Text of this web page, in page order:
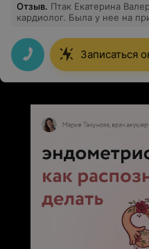
Отзыв. Птак Екатерина
кардиолог. Была у нее на
Все подробно ,просто и ясно объяснила .Рекомендую
всем.
Записаться